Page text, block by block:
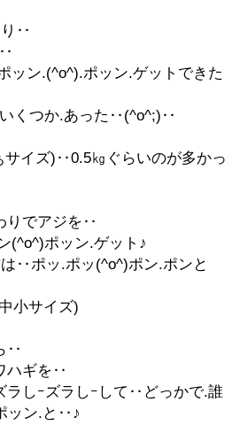
り‥
ン.(^o^).ポッン.ゲットできた
くつか.あった‥(^o^;)‥
サイズ)‥0.5㎏ぐらいのが多かっ
りでアジを‥
ポッン.ゲット♪
‥ポッ.ポッ(^o^)ポン.ポンと
小サイズ)
‥
ハギを‥
しｰズラしｰして‥どっかで.誰
ッン.と‥♪